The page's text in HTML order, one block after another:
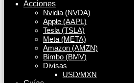
Acciones
Nvidia (NVDA)
Apple (AAPL)
Tesla (TSLA)
Meta (META)
Amazon (AMZN)
Bimbo (BMV)
Divisas
USD/MXN